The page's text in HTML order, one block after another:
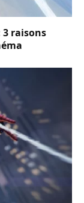
3 raisons